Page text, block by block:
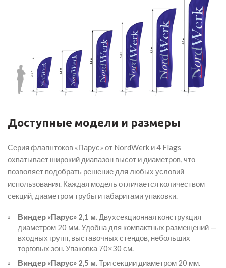
Доступные модели и размеры
Серия флагштоков «Парус» от NordWerk и 4 Flags
охватывает широкий диапазон высот и диаметров, что
позволяет подобрать решение для любых условий
использования. Каждая модель отличается количеством
секций, диаметром трубы и габаритами упаковки.
Виндер «Парус» 2,1 м. Двухсекционная конструкция
диаметром 20 мм. Удобна для компактных размещений —
входных групп, выставочных стендов, небольших
торговых зон. Упаковка 70×30 см.
Виндер «Парус» 2,5 м.Три секции диаметром 20 мм.